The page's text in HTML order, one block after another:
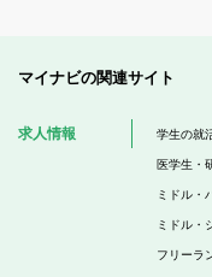
マイナビの関連サイト
求人情報 学生の就
医学生・
ミドル・
ミドル・
フリーラ